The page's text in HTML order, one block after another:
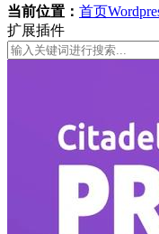
当前位置： 首页
扩展插件